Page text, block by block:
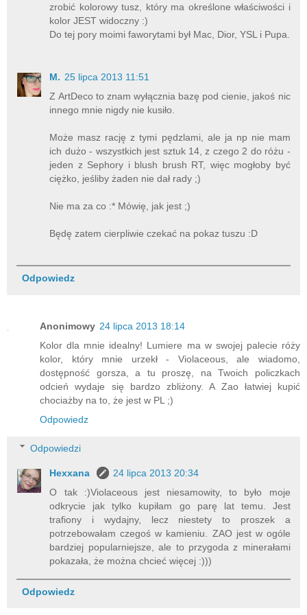
zrobić kolorowy tusz, który ma określone właściwości i
kolor JEST widoczny :)
Do tej pory moimi faworytami był Mac, Dior, YSL i Pupa.
M. 25 lipca 2013 11:51
Z ArtDeco to znam wyłącznia bazę pod cienie, jakoś nic
innego mnie nigdy nie kusiło.
Może masz rację z tymi pędzlami, ale ja np nie mam
ich dużo - wszystkich jest sztuk 14, z czego 2 do różu -
jeden z Sephory i blush brush RT, więc mogłoby być
ciężko, jeśliby żaden nie dał rady ;)
Nie ma za co :* Mówię, jak jest ;)
Będę zatem cierpliwie czekać na pokaz tuszu :D
Odpowiedz
Anonimowy 24 lipca 2013 18:14
Kolor dla mnie idealny! Lumiere ma w swojej palecie róży
kolor, który mnie urzekł - Violaceous, ale wiadomo,
dostępność gorsza, a tu proszę, na Twoich policzkach
odcień wydaje się bardzo zbliżony. A Zao łatwiej kupić
chociażby na to, że jest w PL ;)
Odpowiedz
Odpowiedzi
Hexxana
24 lipca 2013 20:34
O tak :)Violaceous jest niesamowity, to było moje
odkrycie jak tylko kupiłam go parę lat temu. Jest
trafiony i wydajny, lecz niestety to proszek a
potrzebowałam czegoś w kamieniu. ZAO jest w ogóle
bardziej popularniejsze, ale to przygoda z minerałami
pokazała, że można chcieć więcej :)))
Odpowiedz